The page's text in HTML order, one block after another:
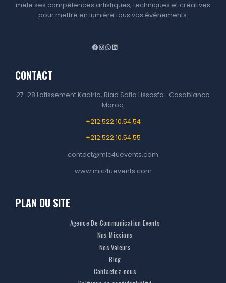
mêle ses compétences artistiques, techniques et créatives
pour mettre en lumière tous vos événements.
F
o
k
I
a
r
a
W
s
p
p
L
I
n
CONTACT
27-28 Lotissement Kadiria, Riad Sofia Lissasfa -Casablanca
Maroc.
+212.522.10.54.54
+212.522.10.54.55
contact@mic4uevents.com
www.mic4uevents.com
PLAN DU SITE
Agence De Communication Events
Nos Missions
Nos Valeurs
Blog
Contactez-nous